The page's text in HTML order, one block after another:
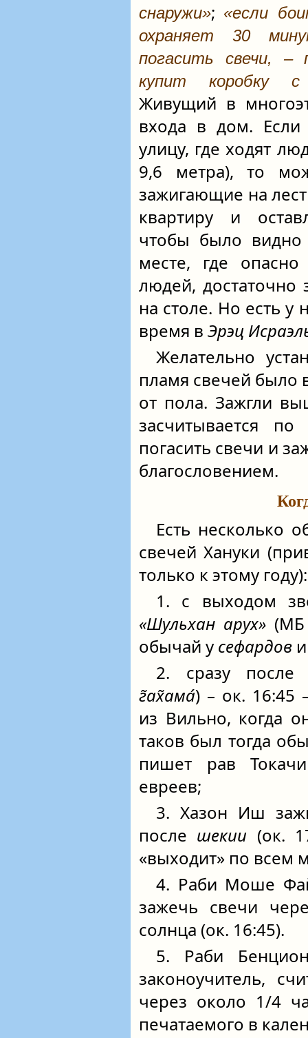
снаружи»; «если
охраняет 30
погасить свечи,
купит коробку с
Живущий в
входа в дом.
улицу, где ходят
9,6 метра), то
зажигающие на
квартиру и
чтобы было
месте, где опасно
людей,
на столе. Но есть
время в Эрэц
Желательно
пламя свечей было
от пола. Зажгли
засчитывается
погасить свечи и
благословением.
Есть несколько
свечей Хануки
только к этому году):
1. с выходом
«Шульхан арух»(МБ
обычай у сефардов
2. сразу после
г̃ах̃ама́) – ок. 16:45
из Вильно, когда
таков был тогда
пишет рав
евреев;
3. Хазон Иш
после шекии (ок.
«выходит» по всем
4. Раби Моше
зажечь свечи
солнца (ок. 16:45).
5. Раби
законоучитель,
через около 1/4
печатаемого в